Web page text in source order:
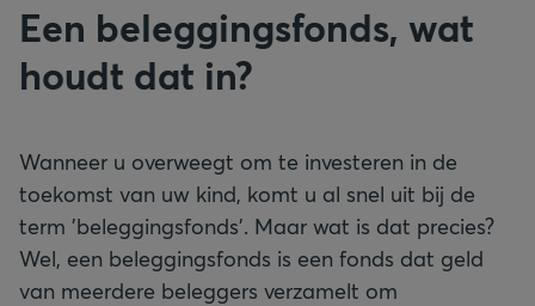
Een beleggingsfonds, wat
houdt dat in?
Wanneer u overweegt om te investeren in de
toekomst van uw kind, komt u al snel uit bij de
term 'beleggingsfonds'. Maar wat is dat precies?
Wel, een beleggingsfonds is een fonds dat geld
van meerdere beleggers verzamelt om